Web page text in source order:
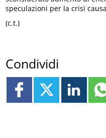
speculazioni per la crisi
(c.t.)
Condividi